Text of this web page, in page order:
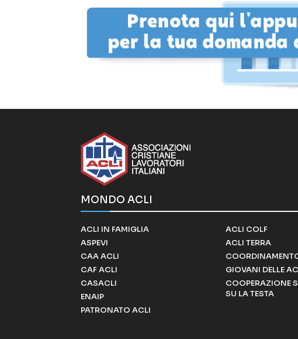
MONDO ACLI
ACLI IN FAMIGLIA
ASPEVI
CAA ACLI
CAF ACLI
CASACLI
ENAIP
PATRONATO ACLI
ACLI COLF
ACLI TERRA
GIOVANI DELLE
COOPERAZIONE
SU LA TESTA